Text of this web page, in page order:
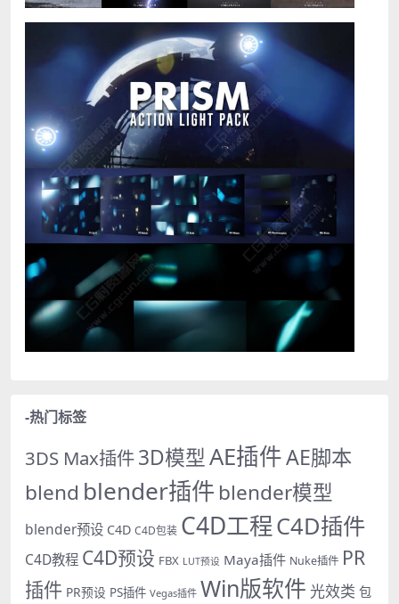
-热门标签
3DS Max插件3D模型AE插件AE脚本
blend blender插件 blender模型
blender预设 C4D C4D包装 C4D工程C4D插件
C4D教程 C4D预设 FBX LUT预设 Maya插件 Nuke插件 PR
插件 PR预设 PS插件 Vegas插件 Win版软件 光效类 包